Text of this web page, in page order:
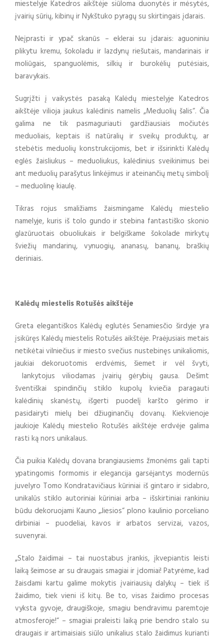
miestelyje Katedros aikštėje siūloma duonytės ir mėsytės,
įvairių sūrių, kibinų ir Nykštuko pyragų su skirtingais įdarais.
Neįprasti ir ypač skanūs – eklerai su įdarais: aguoniniu
plikytu kremu, šokoladu ir lazdynų riešutais, mandarinais ir
moliūgais, spanguolėmis, silkių ir burokėlių putėsiais,
baravykais.
Sugrįžti į vaikystės pasaką Kalėdų miestelyje Katedros
aikštėje vilioja jaukus kalėdinis namelis „Meduolių šalis“. Čia
galima ne tik pasmaguriauti gardžiausiais močiutės
meduoliais, keptais iš natūralių ir sveikų produktų, ar
stebėtis meduolių konstrukcijomis, bet ir išsirinkti Kalėdų
eglės žaisliukus – meduoliukus, kalėdinius sveikinimus bei
ant meduolių parašytus linkėjimus ir ateinančių metų simbolį
– meduolinę kiaulę.
Tikras rojus smaližiams žaismingame Kalėdų miestelio
namelyje, kuris iš tolo gundo ir stebina fantastiško skonio
glazūruotais obuoliukais ir belgiškame šokolade mirkytų
šviežių mandarinų, vynuogių, ananasų, bananų, braškių
deriniais.
Kalėdų miestelis Rotušės aikštėje
Greta elegantiškos Kalėdų eglutės Senamiesčio širdyje yra
įsikūręs Kalėdų miestelis Rotušės aikštėje. Praėjusiais metais
netikėtai vilniečius ir miesto svečius nustebinęs unikaliomis,
jaukiai dekoruotomis erdvėmis, šiemet ir vėl švyti,
lankytojus viliodamas įvairių gėrybių gausa. Dešimt
šventiškai spindinčių stiklo kupolų kviečia paragauti
kalėdinių skanėstų, išgerti puodelį karšto gėrimo ir
pasidairyti mielų bei džiuginančių dovanų. Kiekvienoje
jaukioje Kalėdų miestelio Rotušės aikštėje erdvėje galima
rasti ką nors unikalaus.
Čia puikia Kalėdų dovana brangiausiems žmonėms gali tapti
ypatingomis formomis ir elegancija garsėjantys modernūs
juvelyro Tomo Kondratavičiaus kūriniai iš gintaro ir sidabro,
unikalūs stiklo autoriniai kūriniai arba – išskirtiniai rankiniu
būdu dekoruojami Kauno „Jiesios“ plono kaulinio porceliano
dirbiniai – puodeliai, kavos ir arbatos servizai, vazos,
suvenyrai.
„Stalo žaidimai – tai nuostabus įrankis, įkvepiantis leisti
laiką šeimose ar su draugais smagiai ir įdomiai! Patyrėme, kad
žaisdami kartu galime mokytis įvairiausių dalykų – tiek iš
žaidimo, tiek vieni iš kitų. Be to, visas žaidimo procesas
vyksta gyvoje, draugiškoje, smagiu bendravimu paremtoje
atmosferoje!“ – smagiai praleisti laiką prie bendro stalo su
draugais ir artimaisiais siūlo unikalius stalo žaidimus kurianti